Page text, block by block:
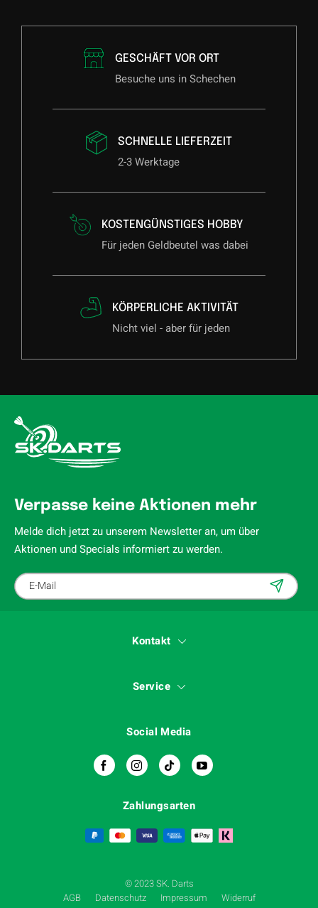
GESCHÄFT VOR ORT
Besuche uns in Schechen
SCHNELLE LIEFERZEIT
2-3 Werktage
KOSTENGÜNSTIGES HOBBY
Für jeden Geldbeutel was dabei
KÖRPERLICHE AKTIVITÄT
Nicht viel - aber für jeden
Verpasse keine Aktionen mehr
Melde dich jetzt zu unserem Newsletter an, um über
Aktionen und Specials informiert zu werden.
Kontakt
Service
Social Media
Zahlungsarten
© 2023 SK. Darts
AGB
Datenschutz Impressum Widerruf